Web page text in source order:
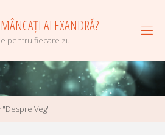
ALEXANDRĂ?
pentru fiecare zi.
Veg"